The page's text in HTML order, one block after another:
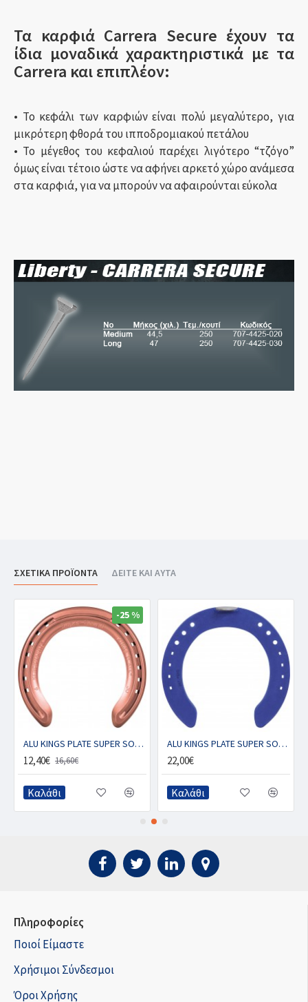
Τα καρφιά Carrera Secure έχουν τα
ίδια μοναδικά χαρακτηριστικά με τα
Carrera και επιπλέον:
• Το κεφάλι των καρφιών είναι πολύ μεγαλύτερο, για
μικρότερη φθορά του ιπποδρομιακού πετάλου
• Το μέγεθος του κεφαλιού παρέχει λιγότερο “τζόγο”
όμως είναι τέτοιο ώστε να αφήνει αρκετό χώρο ανάμεσα
στα καρφιά, για να μπορούν να αφαιρούνται εύκολα
ΣΧΕΤΙΚΑ ΠΡΟΪΟΝΤΑ ΔΕΙΤΕ ΚΑΙ ΑΥΤΑ
-25 %
ALU KINGS PLATE SUPER SOUND CU - Μπροστινό με 1 κλιπ (ζευγ.)
12,40€ 16,60€
Καλάθι
ALU KINGS PLATE SUPER SOUND BLUE BOND - Μπροστινό με 1 κλιπ (ζευγ.)
22,00€
Καλάθι
Πληροφορίες
Ποιοί Είμαστε
Χρήσιμοι Σύνδεσμοι
Όροι Χρήσης